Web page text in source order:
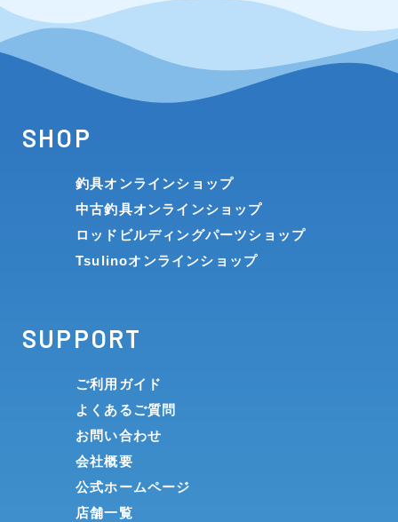
SHOP
釣具オンラインショップ
中古釣具オンラインショップ
ロッドビルディングパーツショップ
Tsulinoオンラインショップ
SUPPORT
ご利用ガイド
よくあるご質問
お問い合わせ
会社概要
公式ホームページ
店舗一覧